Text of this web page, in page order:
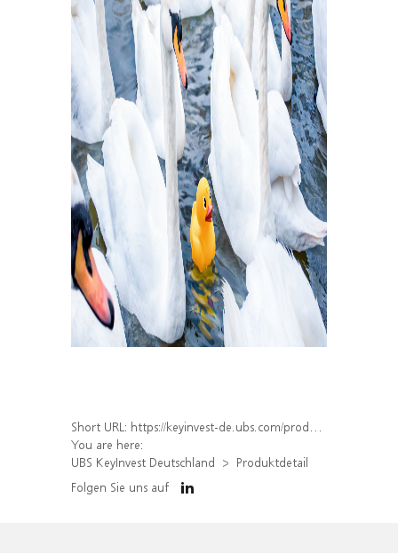
Short URL: https://keyinvest-de.ubs.com/produkt/detail/index/isin/DE000WA3UW61
You are here:
UBS KeyInvest Deutschland
Produktdetail
Folgen Sie uns auf